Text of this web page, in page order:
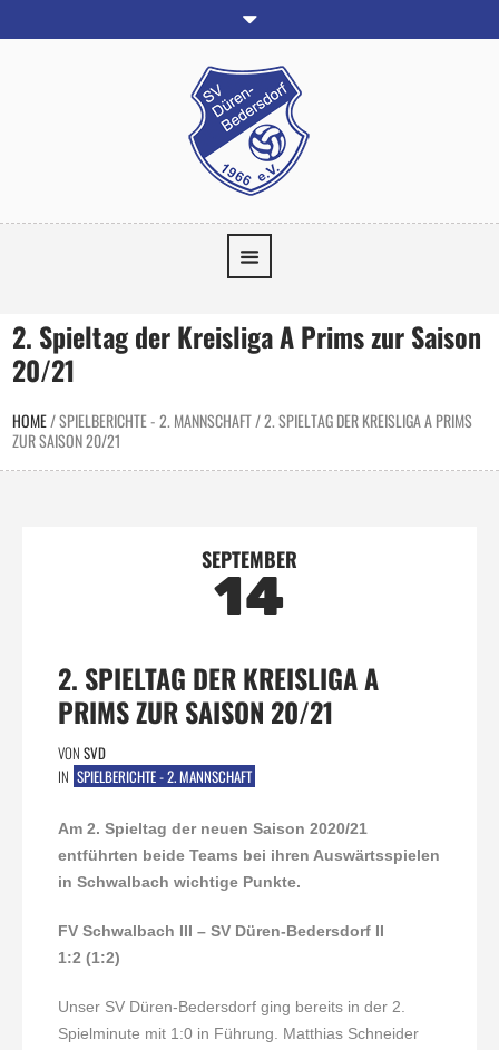
2. Spieltag der Kreisliga A Prims zur Saison
20/21
HOME/SPIELBERICHTE - 2. MANNSCHAFT/2. SPIELTAG DER KREISLIGA A PRIMS
ZUR SAISON 20/21
SEPTEMBER
14
2. SPIELTAG DER KREISLIGA A
PRIMS ZUR SAISON 20/21
VON SVD
IN SPIELBERICHTE - 2. MANNSCHAFT
Am 2. Spieltag der neuen Saison 2020/21
entführten beide Teams bei ihren Auswärtsspielen
in Schwalbach wichtige Punkte.
FV Schwalbach III – SV Düren-Bedersdorf II
1:2 (1:2)
Unser SV Düren-Bedersdorf ging bereits in der 2.
Spielminute mit 1:0 in Führung. Matthias Schneider